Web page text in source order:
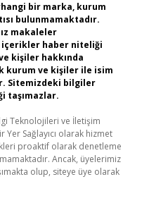
bir marka, kurum
bulunmamaktadır.
makaleler
içerikler haber niteliği
kişiler hakkında
kurum ve kişiler ile isim
Sitemizdeki bilgiler
taşımazlar.
Teknolojileri ve İletişim
Yer Sağlayıcı olarak hizmet
proaktif olarak denetleme
Ancak, üyelerimiz
olup, siteye üye olarak